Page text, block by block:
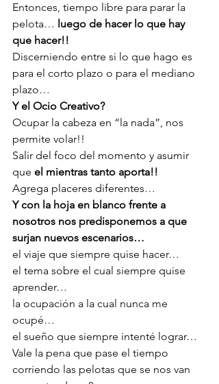
Entonces, tiempo libre para parar la
pelota… luego de hacer lo que hay
que hacer!!
Discerniendo entre si lo que hago es
para el corto plazo o para el mediano
plazo…
Y el Ocio Creativo?
Ocupar la cabeza en “la nada”, nos
permite volar!!
Salir del foco del momento y asumir
que el mientras tanto aporta!!
Agrega placeres diferentes…
Y con la hoja en blanco frente a
nosotros nos predisponemos a que
surjan nuevos escenarios…
el viaje que siempre quise hacer…
el tema sobre el cual siempre quise
aprender…
la ocupación a la cual nunca me
ocupé…
el sueño que siempre intenté lograr…
Vale la pena que pase el tiempo
corriendo las pelotas que se nos van